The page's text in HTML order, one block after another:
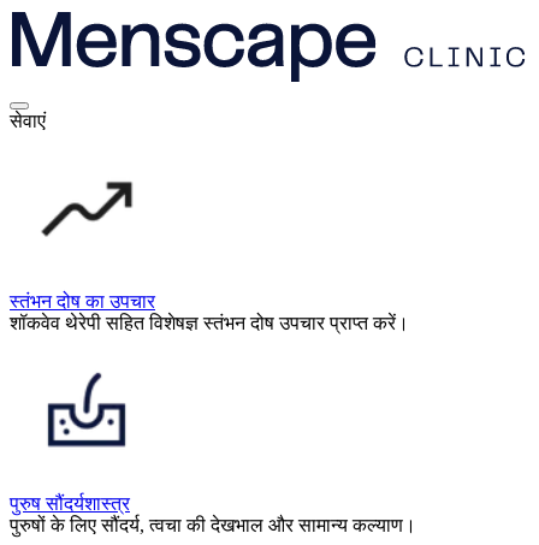
सेवाएं
स्तंभन दोष का उपचार
शॉकवेव थेरेपी सहित विशेषज्ञ स्तंभन दोष उपचार प्राप्त करें।
पुरुष सौंदर्यशास्त्र
पुरुषों के लिए सौंदर्य, त्वचा की देखभाल और सामान्य कल्याण।